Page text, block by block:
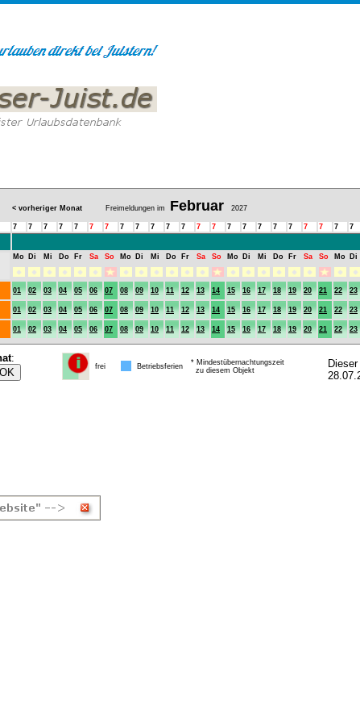
< vorheriger Monat Freimeldungen im Februar 2027
7 7 7 7 7 7 7 7 7 7 7 7 7 7 7 7 7 7 7 7 7 7 7
Mo Di Mi Do Fr Sa So Mo Di Mi Do Fr Sa So Mo Di Mi Do Fr Sa So Mo Di
01 02 03 04 05 06 07 08 09 10 11 12 13 14 15 16 17 18 19 20 21 22
23
01 02 03 04 05 06 07 08 09 10 11 12 13 14 15 16 17 18 19 20 21 22
23
01 02 03 04 05 06 07 08 09 10 11 12 13 14 15 16 17 18 19 20 21 22 23
:
frei Betriebsferien
* Mindestübernachtungszeit
zu diesem Objekt